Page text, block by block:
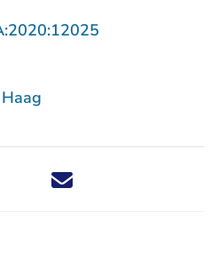
Deel dit nieuwsbericht via X -
Deel dit nieuwsbericht via
Deel dit nieuwsbericht
Deel dit